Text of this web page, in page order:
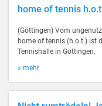
home of tennis
(Göttingen) Vom
home of tennis (h.o.t.) ist
Tennishalle in Göttingen.
» mehr